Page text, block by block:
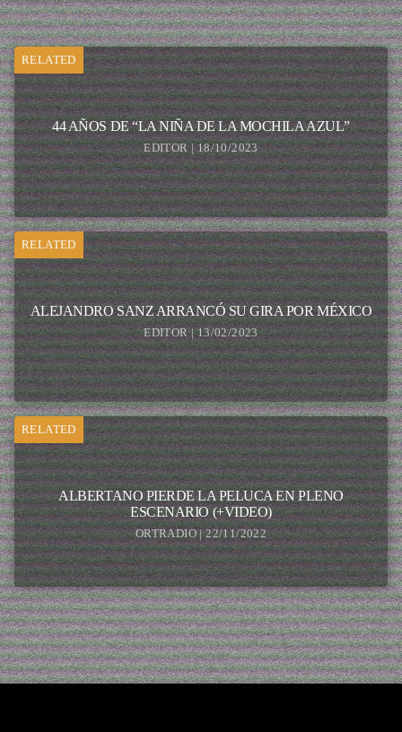
RELATED
44 AÑOS DE “LA NIÑA DE LA MOCHILA AZUL”
EDITOR | 18/10/2023
RELATED
ALEJANDRO SANZ ARRANCÓ SU GIRA POR MÉXICO
EDITOR | 13/02/2023
RELATED
ALBERTANO PIERDE LA PELUCA EN PLENO
ESCENARIO (+VIDEO)
ORTRADIO | 22/11/2022